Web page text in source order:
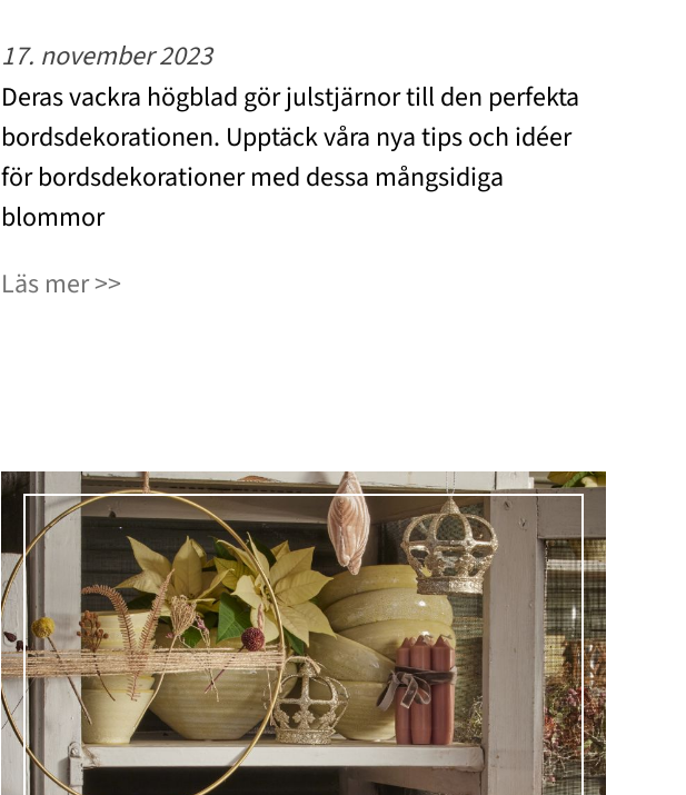
17. november 2023
Deras vackra högblad gör julstjärnor till den perfekta
bordsdekorationen. Upptäck våra nya tips och idéer
för bordsdekorationer med dessa mångsidiga
blommor
Läs mer